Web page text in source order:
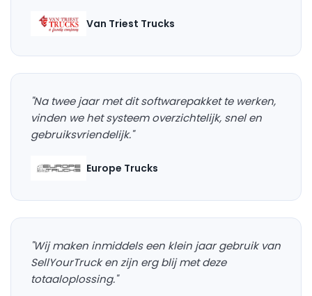
Van Triest Trucks
"Na twee jaar met dit softwarepakket te werken,
vinden we het systeem overzichtelijk, snel en
gebruiksvriendelijk."
Europe Trucks
"Wij maken inmiddels een klein jaar gebruik van
SellYourTruck en zijn erg blij met deze
totaaloplossing."